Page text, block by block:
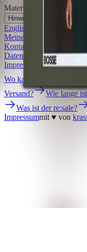
Material
140g Bio-Vinyl
Hinweise zur
English
Meine Bestellung
Kontakt
DatenschutzAGB
Impressum
mit ♥ von
Wo kann ich meine
Versand?
Wie lange
Was ist der re:sale?
Impressummit ♥ von